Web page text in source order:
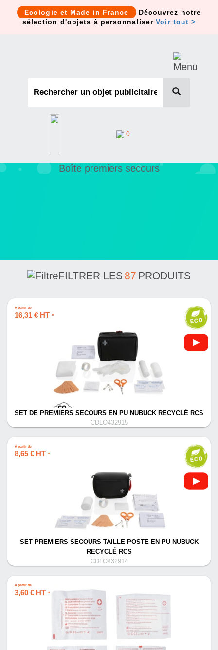
Ecologie et Made in France
Découvrez notre
sélection d'objets à personnaliserVoir tout >
0
Boîte premiers secours
FILTRER LES 87 PRODUITS
À partir de
16,31 € HT *
SET DE PREMIERS SECOURS EN PU NUBUCK RECYCLÉ RCS
CDLO432915
À partir de
8,65 € HT *
SET PREMIERS SECOURS TAILLE POSTE EN PU NUBUCK
RECYCLÉ RCS
CDLO432914
À partir de
3,60 € HT *
Cookies management panel